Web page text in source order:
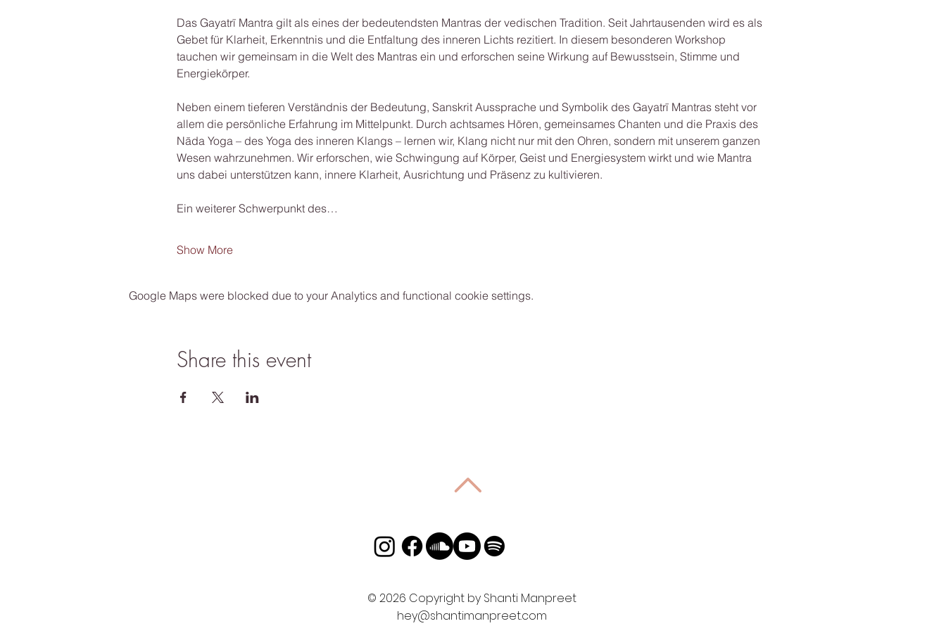
Das Gayatrī Mantra gilt als eines der bedeutendsten Mantras der vedischen Tradition. Seit Jahrtausenden wird es als
Gebet für Klarheit, Erkenntnis und die Entfaltung des inneren Lichts rezitiert. In diesem besonderen Workshop
tauchen wir gemeinsam in die Welt des Mantras ein und erforschen seine Wirkung auf Bewusstsein, Stimme und
Energiekörper.
Neben einem tieferen Verständnis der Bedeutung, Sanskrit Aussprache und Symbolik des Gayatrī Mantras steht vor
allem die persönliche Erfahrung im Mittelpunkt. Durch achtsames Hören, gemeinsames Chanten und die Praxis des
Nāda Yoga – des Yoga des inneren Klangs – lernen wir, Klang nicht nur mit den Ohren, sondern mit unserem ganzen
Wesen wahrzunehmen. Wir erforschen, wie Schwingung auf Körper, Geist und Energiesystem wirkt und wie Mantra
uns dabei unterstützen kann, innere Klarheit, Ausrichtung und Präsenz zu kultivieren.
Ein weiterer Schwerpunkt des…
Show More
Google Maps were blocked due to your Analytics and functional cookie settings.
Share this event
​© 2026 Copyright by Shanti Manpreet
hey@shantimanpreet.com